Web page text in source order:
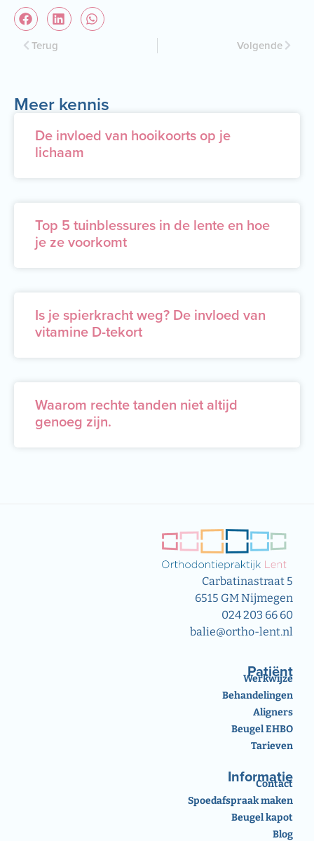
Terug Volgende
Meer kennis
De invloed van hooikoorts op je
lichaam
Top 5 tuinblessures in de lente en hoe
je ze voorkomt
Is je spierkracht weg? De invloed van
vitamine D-tekort
Waarom rechte tanden niet altijd
genoeg zijn.
Carbatinastraat 5
6515 GM Nijmegen
024 203 66 60
balie@ortho-lent.nl
Patiënt
Werkwijze
Behandelingen
Aligners
Beugel EHBO
Tarieven
Informatie
Contact
Spoedafspraak maken
Beugel kapot
Blog